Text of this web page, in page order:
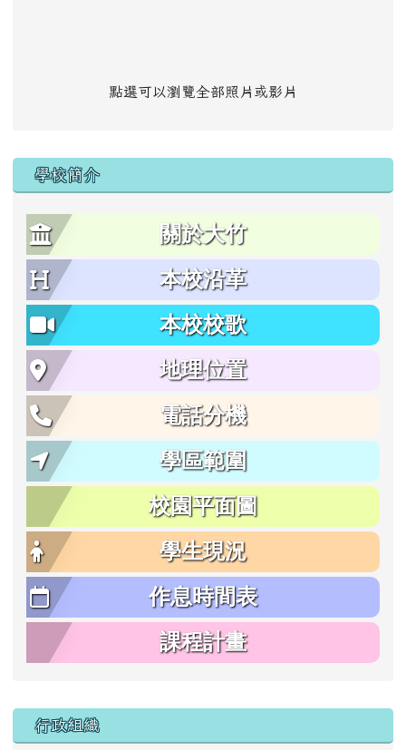
點選可以瀏覽全部照片或影片
學校簡介
關於大竹
本校沿革
本校校歌
地理位置
電話分機
學區範圍
校園平面圖
學生現況
作息時間表
課程計畫
行政組織